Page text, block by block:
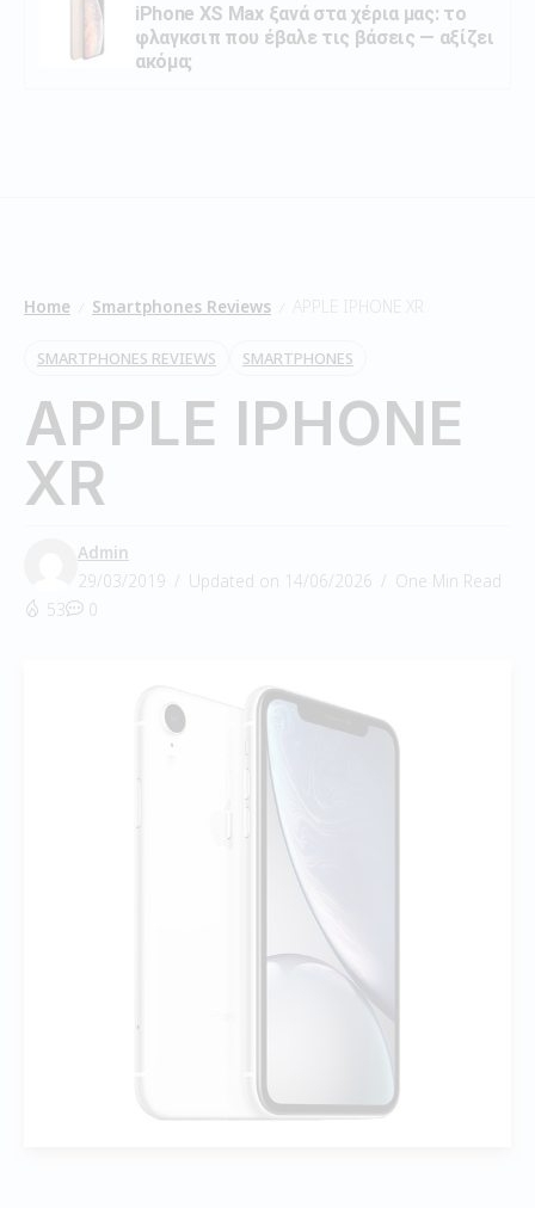
iPhone XS Max ξανά στα χέρια μας: το
φλαγκσιπ που έβαλε τις βάσεις — αξίζει
ακόμα;
Home Smartphones Reviews APPLE IPHONE XR
SMARTPHONES REVIEWS SMARTPHONES
APPLE IPHONE
XR
Admin
29/03/2019
Updated on 14/06/2026
One Min Read
53
0